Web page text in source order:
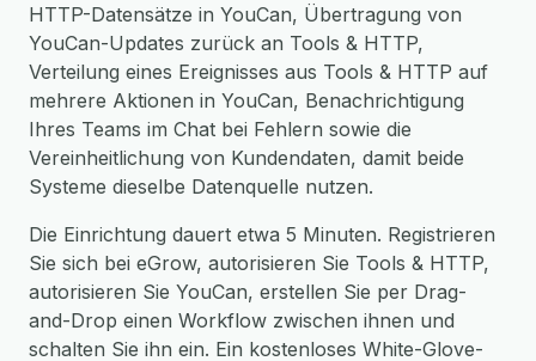
HTTP-Datensätze in YouCan, Übertragung von
YouCan-Updates zurück an Tools & HTTP,
Verteilung eines Ereignisses aus Tools & HTTP auf
mehrere Aktionen in YouCan, Benachrichtigung
Ihres Teams im Chat bei Fehlern sowie die
Vereinheitlichung von Kundendaten, damit beide
Systeme dieselbe Datenquelle nutzen.
Die Einrichtung dauert etwa 5 Minuten. Registrieren
Sie sich bei eGrow, autorisieren Sie Tools & HTTP,
autorisieren Sie YouCan, erstellen Sie per Drag-
and-Drop einen Workflow zwischen ihnen und
schalten Sie ihn ein. Ein kostenloses White-Glove-